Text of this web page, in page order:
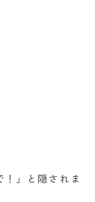
」と隠されま